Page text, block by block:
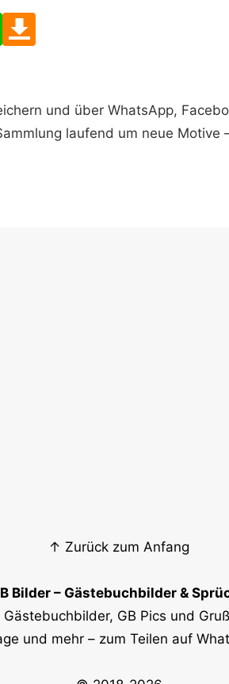
WhatsApp
und über WhatsApp,
laufend um neue Motive
↑ Zurück zum Anfang
Bilder – Gästebuchbilder &
GB Pics und
und mehr – zum Teilen auf